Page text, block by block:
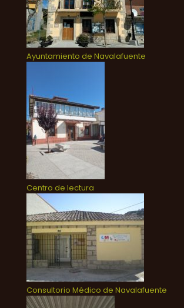
Ayuntamiento de Navalafuente
Centro de lectura
Consultorio Médico de Navalafuente